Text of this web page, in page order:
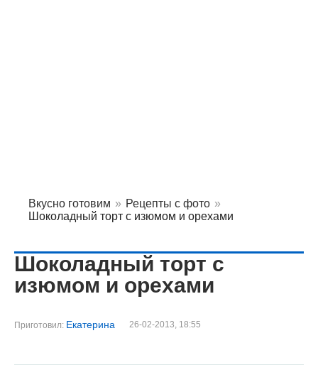
Вкусно готовим » Рецепты с фото »
Шоколадный торт с изюмом и орехами
Шоколадный торт с
изюмом и орехами
Приготовил: Екатерина 26-02-2013, 18:55